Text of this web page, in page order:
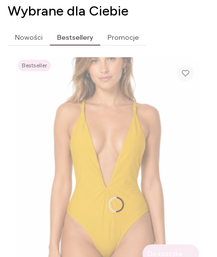
Wybrane dla Ciebie
Nowości Bestsellery Promocje
Bestseller